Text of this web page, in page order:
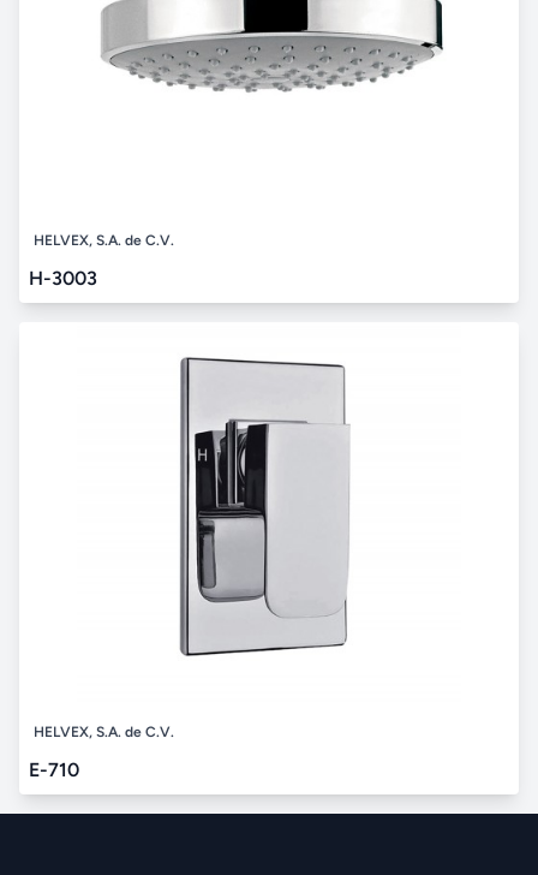
HELVEX, S.A. de C.V.
H-3003
HELVEX, S.A. de C.V.
E-710